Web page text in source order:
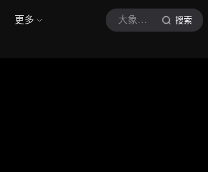
更多 大象新闻 搜索